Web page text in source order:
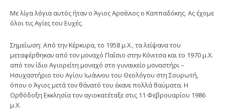
Με λίγα λόγια αυτός ήταν ο Άγιος Αρσένιος ο Καππαδόκης. Ας έχομε
όλοι τις Αγίες του Ευχές.
Σημείωση: Από την Κέρκυρα, το 1958 μ.Χ., τα λείψανα του
μεταφέρθηκαν από τον μοναχό Παΐσιο στην Κόνιτσα και το 1970 μ.Χ.
από τον ίδιο Αγιορείτη μοναχό στο γυναικείο μοναστήρι –
Ησυχαστήριο του Αγίου Ιωάννου του Θεολόγου στη Σουρωτή,
όπου ο Άγιος μετά τον θάνατό του έκανε πολλά θαύματα. Η
Ορθόδοξη Εκκλησία τον αγιοκατέταξε στις 11 Φεβρουαρίου 1986
μ.Χ.